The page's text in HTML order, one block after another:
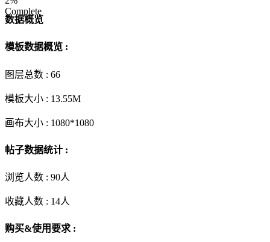
Complete
数据概览
模板数据概览 :
图层总数 : 66
模板大小 : 13.55M
画布大小 : 1080*1080
帖子数据统计 :
浏览人数 : 90人
收藏人数 : 14人
购买&使用要求 :